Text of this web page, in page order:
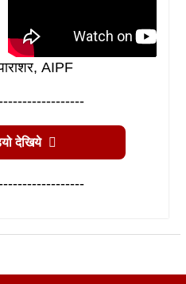
AIPF
देखिये